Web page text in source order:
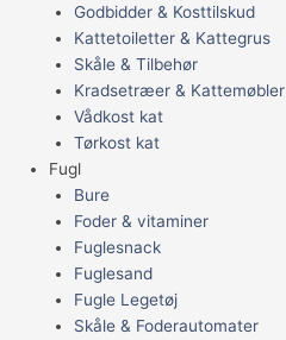
Godbidder & Kosttilskud
Kattetoiletter & Kattegrus
Skåle & Tilbehør
Kradsetræer & Kattemøbler
Vådkost kat
Tørkost kat
Fugl
Bure
Foder & vitaminer
Fuglesnack
Fuglesand
Fugle Legetøj
Skåle & Foderautomater